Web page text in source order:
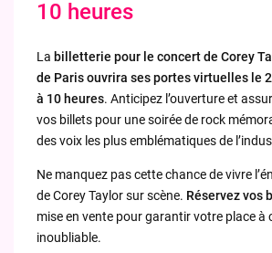
10 heures
La billetterie pour le concert de Corey
de Paris ouvrira ses portes virtuelles le
à 10 heures. Anticipez l’ouverture et
vos billets pour une soirée de rock
des voix les plus emblématiques de
Ne manquez pas cette chance de vivre
de Corey Taylor sur scène. Réservez vos
mise en vente pour garantir votre place à
inoubliable.